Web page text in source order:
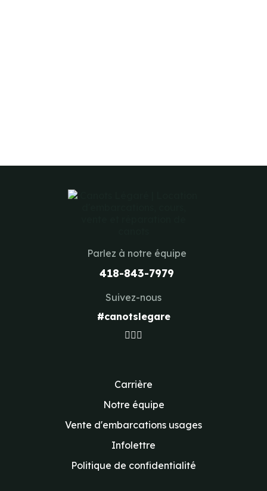
Parlez à notre équipe
418-843-7979
Suivez-nous
#canotslegare
Carrière
Notre équipe
Vente d'embarcations usages
Infolettre
Politique de confidentialité